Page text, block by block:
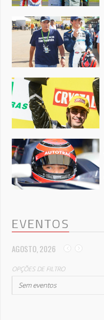
EVENTOS
AGOSTO, 2026
OPÇÕES DE FILTRO
Sem eventos